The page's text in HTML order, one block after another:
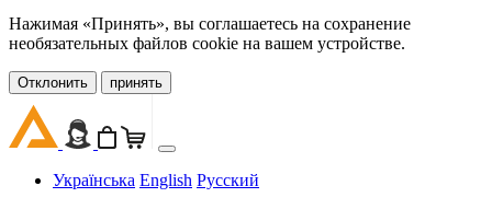
Нажимая «Принять», вы соглашаетесь на сохранение
необязательных файлов cookie на вашем устройстве.
Oтклонить принять
Українська English Русский